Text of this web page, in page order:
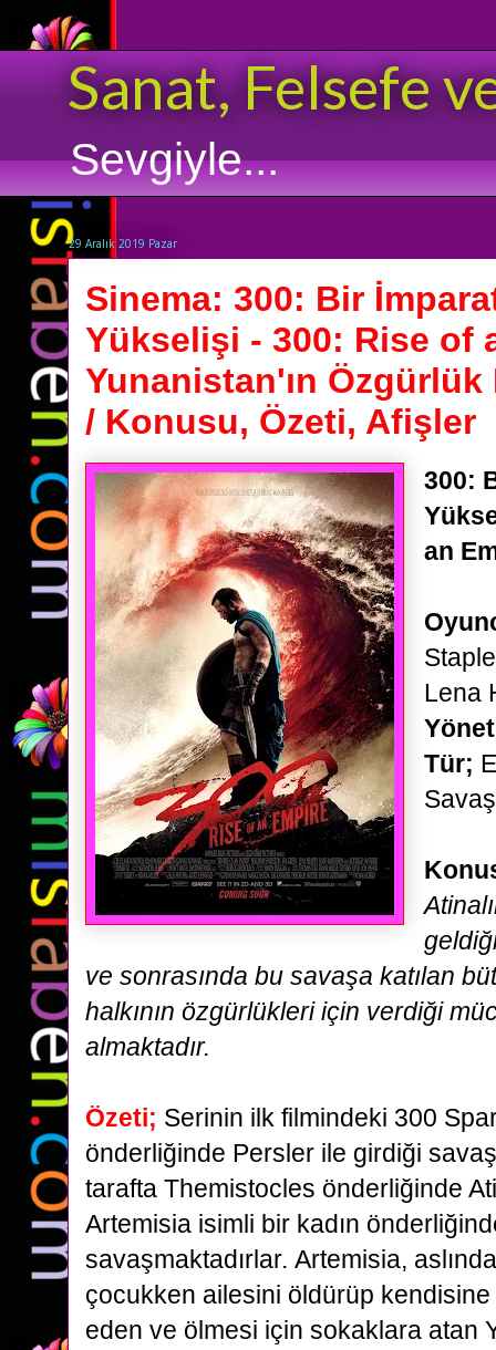
Sanat, Felsefe
Sevgiyle...
29 Aralık 2019 Pazar
Sinema: 300: Bir
Yükselişi - 300: Rise of
Yunanistan'ın
/ Konusu, Özeti, Afişler
300:
an
Lena
Tür;
Savaş
ve sonrasında bu savaşa katılan
halkının özgürlükleri için verdiği
almaktadır.
Özeti; Serinin ilk filmindeki 300
önderliğinde Persler ile girdiği
tarafta Themistocles önderliğinde
Artemisia isimli bir kadın
savaşmaktadırlar. Artemisia,
çocukken ailesini öldürüp
eden ve ölmesi için sokaklara atan